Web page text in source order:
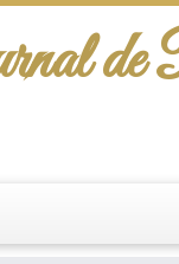
de